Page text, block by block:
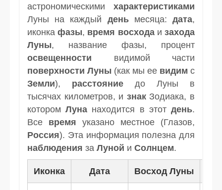
астрономическими характеристиками
Луны на каждый деньмесяца:дата,
иконкафазы, время восходаизахода
Луны, название фазы, процент
освещенности видимой части
поверхности Луны (как мы ее видим с
Земли), расстояние до Луны в
тысячах километров, и знакЗодиака, в
которомЛуна находится в этотдень.
Все время указано местное (Глазов,
Россия). Эта информация полезна для
наблюдения за Луной и Солнцем.
Иконка Дата Восход Луны